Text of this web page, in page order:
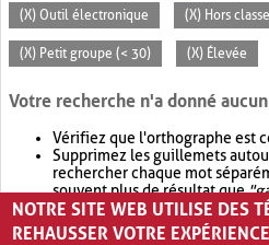
(X) Outil électronique (X) Hors classe
(X) Petit groupe (< 30) (X) Élevée
Votre recherche n'a donné
Vérifiez que l'orthographe est
Supprimez les guillemets
rechercher chaque mot
souvent plus de résultat que
Envisagez d'élargir votre
retournera souvent plus de
NOTRE SITE WEB UTILISE DES
REHAUSSER VOTRE